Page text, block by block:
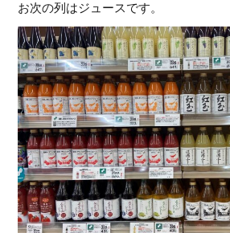
お次の列はジュースです。